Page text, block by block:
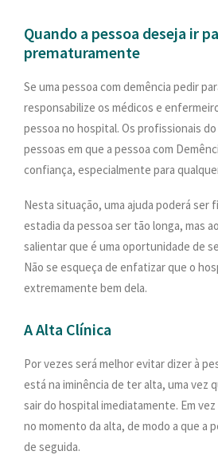
Quando a pessoa deseja ir
prematuramente
Se uma pessoa com demência pedir
responsabilize os médicos e
pessoa no hospital. Os profissionais
pessoas em que a pessoa com
confiança, especialmente para
Nesta situação, uma ajuda poderá ser
estadia da pessoa ser tão longa, mas
salientar que é uma oportunidade de
Não se esqueça de enfatizar que o
extremamente bem dela.
A Alta Clínica
Por vezes será melhor evitar dizer à
está na iminência de ter alta, uma vez
sair do hospital imediatamente. Em
no momento da alta, de modo a que a
de seguida.